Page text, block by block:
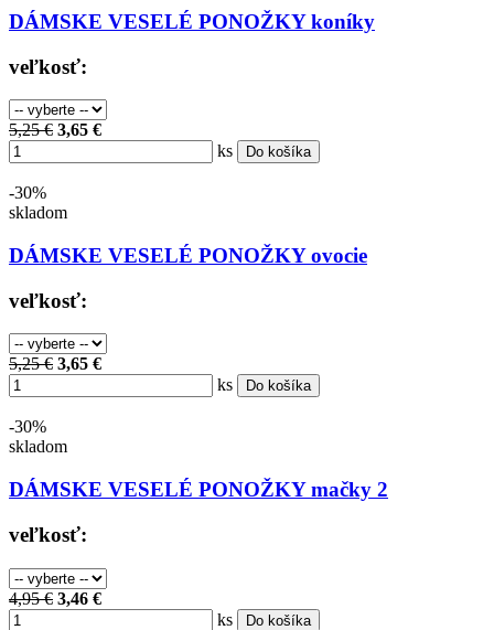
DÁMSKE VESELÉ PONOŽKY koníky
veľkosť:
5,25 € 3,65 €
ks
Do košíka
-30%
skladom
DÁMSKE VESELÉ PONOŽKY ovocie
veľkosť:
5,25 € 3,65 €
ks
Do košíka
-30%
skladom
DÁMSKE VESELÉ PONOŽKY mačky 2
veľkosť:
4,95 € 3,46 €
ks
Do košíka